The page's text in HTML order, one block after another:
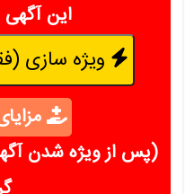
این
ویژه سازی (فقط 50 هزار
(پس از ویژه شدن